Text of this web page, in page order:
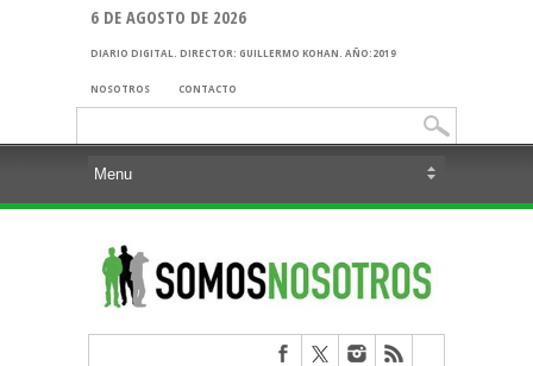
6 DE AGOSTO DE 2026
DIARIO DIGITAL. DIRECTOR: GUILLERMO KOHAN. AÑO:2019
NOSOTROS CONTACTO